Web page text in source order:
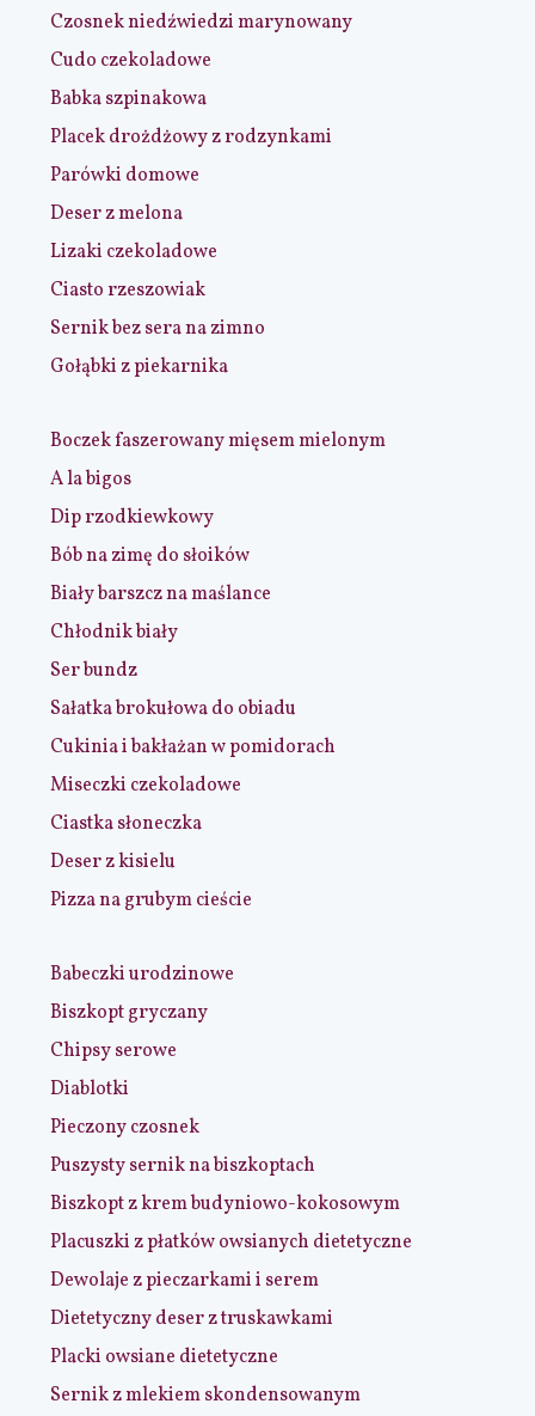
Czosnek niedźwiedzi marynowany
Cudo czekoladowe
Babka szpinakowa
Placek drożdżowy z rodzynkami
Parówki domowe
Deser z melona
Lizaki czekoladowe
Ciasto rzeszowiak
Sernik bez sera na zimno
Gołąbki z piekarnika
Boczek faszerowany mięsem mielonym
A la bigos
Dip rzodkiewkowy
Bób na zimę do słoików
Biały barszcz na maślance
Chłodnik biały
Ser bundz
Sałatka brokułowa do obiadu
Cukinia i bakłażan w pomidorach
Miseczki czekoladowe
Ciastka słoneczka
Deser z kisielu
Pizza na grubym cieście
Babeczki urodzinowe
Biszkopt gryczany
Chipsy serowe
Diablotki
Pieczony czosnek
Puszysty sernik na biszkoptach
Biszkopt z krem budyniowo-kokosowym
Placuszki z płatków owsianych dietetyczne
Dewolaje z pieczarkami i serem
Dietetyczny deser z truskawkami
Placki owsiane dietetyczne
Sernik z mlekiem skondensowanym